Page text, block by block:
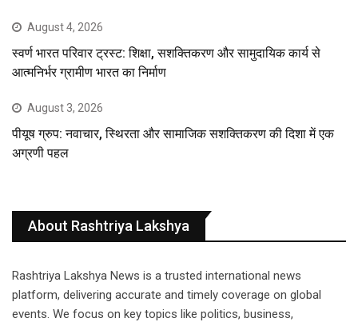
August 4, 2026
स्वर्ण भारत परिवार ट्रस्ट: शिक्षा, सशक्तिकरण और सामुदायिक कार्य से
आत्मनिर्भर ग्रामीण भारत का निर्माण
August 3, 2026
पीयूष ग्रुप: नवाचार, स्थिरता और सामाजिक सशक्तिकरण की दिशा में एक
अग्रणी पहल
About Rashtriya Lakshya
Rashtriya Lakshya News is a trusted international news
platform, delivering accurate and timely coverage on global
events. We focus on key topics like politics, business,